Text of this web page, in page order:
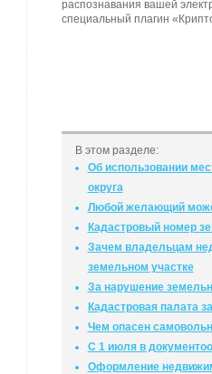
распознавания вашей
специальный плагин
В этом разделе:
Об использовании
округа
Любой желающий
Кадастровый номер
Зачем владельцам
земельном участке
За нарушение
Кадастровая палата
Чем опасен
С 1 июля в
Оформление